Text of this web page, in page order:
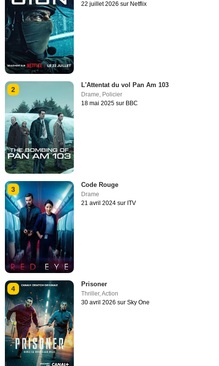
22 juillet 2026 sur Netflix
2
L'Attentat du vol Pan Am 103
Drame, Policier
18 mai 2025 sur BBC
3
Code Rouge
Drame
21 avril 2024 sur ITV
4
Prisoner
Thriller,Action
30 avril 2026 sur Sky One